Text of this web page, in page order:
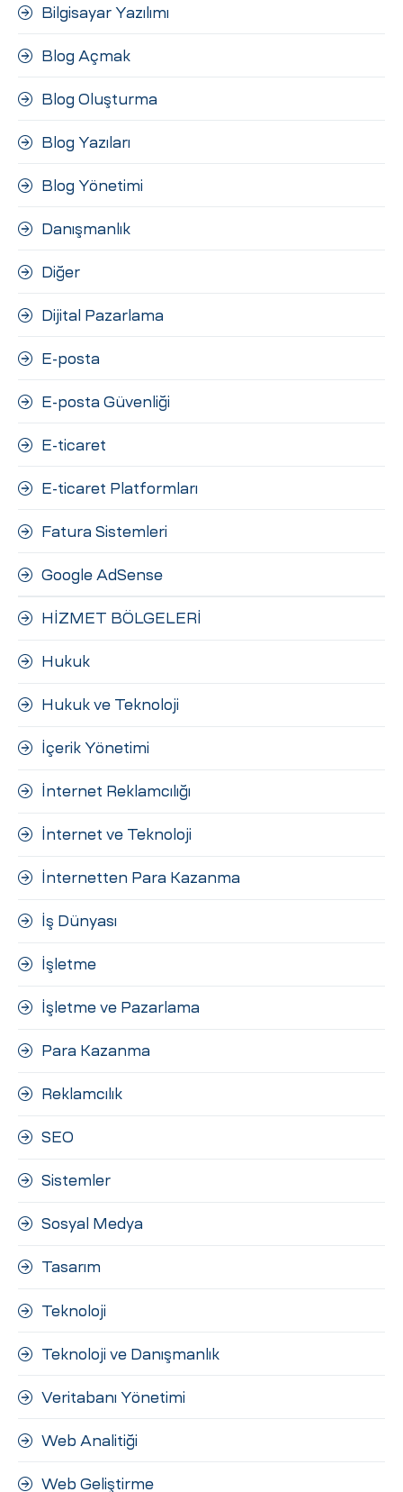
Bilgisayar Yazılımı
Blog Açmak
Blog Oluşturma
Blog Yazıları
Blog Yönetimi
Danışmanlık
Diğer
Dijital Pazarlama
E-posta
E-posta Güvenliği
E-ticaret
E-ticaret Platformları
Fatura Sistemleri
Google AdSense
HİZMET BÖLGELERİ
Hukuk
Hukuk ve Teknoloji
İçerik Yönetimi
İnternet Reklamcılığı
İnternet ve Teknoloji
İnternetten Para Kazanma
İş Dünyası
İşletme
İşletme ve Pazarlama
Para Kazanma
Reklamcılık
SEO
Sistemler
Sosyal Medya
Tasarım
Teknoloji
Teknoloji ve Danışmanlık
Veritabanı Yönetimi
Web Analitiği
Web Geliştirme